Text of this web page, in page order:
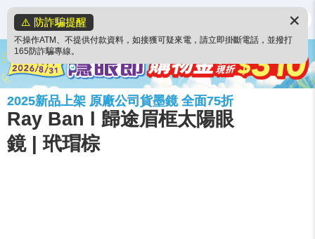
⚠️ 防詐騙提醒
不操作ATM、不提供付款資料，如接獲可疑來電，請立即掛斷電話，並撥打
165防詐騙專線。
✕
2025新品上架 原廠公司貨墨鏡 全面75折
Ray Ban l 歸途眉框太陽眼
鏡 | 玳瑁棕